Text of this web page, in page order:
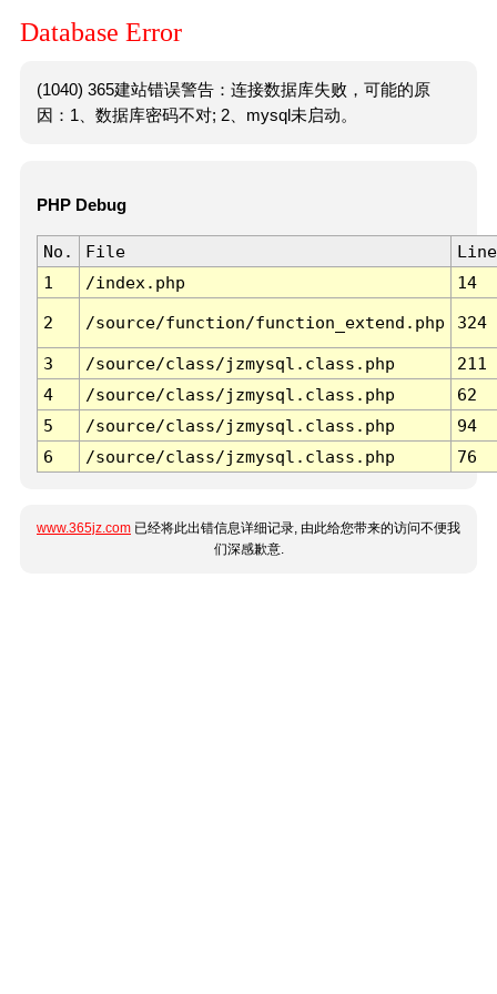
Database Error
(1040) 365建站错误警告：连接数据库失败，可能的原
因：1、数据库密码不对; 2、mysql未启动。
PHP Debug
No. File
Line
1
/index.php 14
2 /source/function/function_extend.php 324
3 /source/class/jzmysql.class.php
211
4
/source/class/jzmysql.class.php
62
5
/source/class/jzmysql.class.php
94
6
/source/class/jzmysql.class.php 76
www.365jz.com 已经将此出错信息详细记录, 由此给您带来的访问不便我
们深感歉意.